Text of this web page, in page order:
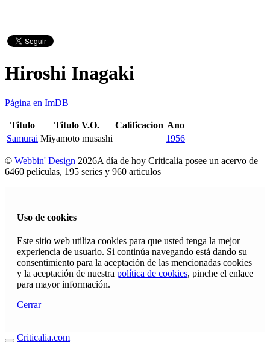
Hiroshi Inagaki
Página en ImDB
Titulo Titulo V.O. Calificacion Ano
Samurai Miyamoto musashi 1956
© Webbin' Design 2026A día de hoy Criticalia posee un acervo de
6460 películas, 195 series y 960 articulos
Uso de cookies
Este sitio web utiliza cookies para que usted tenga la mejor
experiencia de usuario. Si continúa navegando está dando su
consentimiento para la aceptación de las mencionadas cookies
y la aceptación de nuestra política de cookies, pinche el enlace
para mayor información.
Cerrar
Criticalia.com